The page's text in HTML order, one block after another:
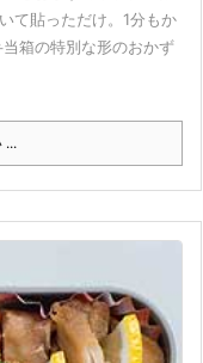
て貼っただけ。1分もか
箱の特別な形のおかず
...